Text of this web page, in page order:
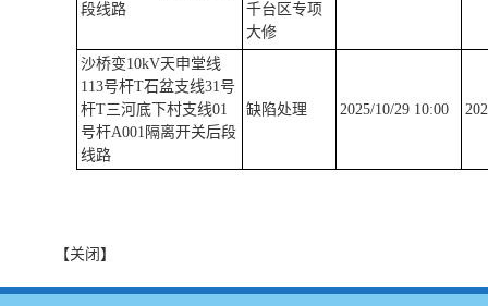
段线路
千台区专项
大修
沙桥变10kV天申堂线
113号杆T石盆支线31号
杆T三河底下村支线01
号杆A001隔离开关后段
线路
缺陷处理 2025/10/29 10:00
【关闭】